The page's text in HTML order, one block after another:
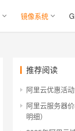
镜像系统
推荐阅读
阿里云优惠活
阿里云服务器
明细）